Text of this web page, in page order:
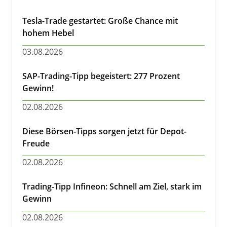
Tesla-Trade gestartet: Große Chance mit
hohem Hebel
03.08.2026
SAP-Trading-Tipp begeistert: 277 Prozent
Gewinn!
02.08.2026
Diese Börsen-Tipps sorgen jetzt für Depot-
Freude
02.08.2026
Trading-Tipp Infineon: Schnell am Ziel, stark im
Gewinn
02.08.2026